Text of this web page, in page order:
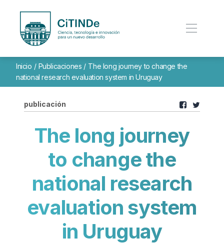
Inicio / Publicaciones / The long journey to change the
national research evaluation system in Uruguay
publicación
The long journey
to change the
national research
evaluation system
in Uruguay